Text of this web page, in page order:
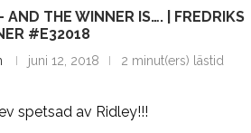
AND THE WINNER IS…. | FREDRIKS
#E32018
juni 12, 2018 2 minut(ers) lästid
spetsad av Ridley!!!